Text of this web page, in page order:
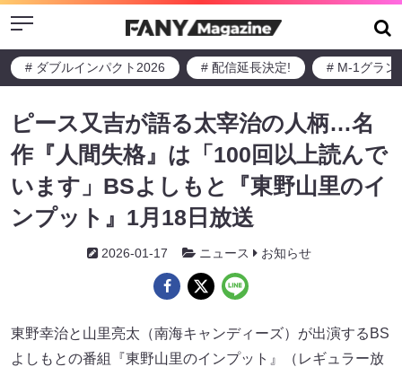
Menu
# ダブルインパクト2026 # 配信延長決定! # M-1グラン
ピース又吉が語る太宰治の人柄…名
作『人間失格』は「100回以上読んで
います」BSよしもと『東野山里のイ
ンプット』1月18日放送
2026-01-17 ニュース お知らせ
東野幸治と山里亮太（南海キャンディーズ）が出演するBS
よしもとの番組『東野山里のインプット』（レギュラー放